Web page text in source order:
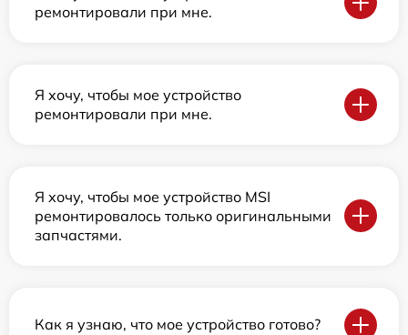
ремонтировали при мне.
Я хочу, чтобы мое устройство
ремонтировали при мне.
Я хочу, чтобы мое устройство MSI
ремонтировалось только оригинальными
запчастями.
Как я узнаю, что мое устройство готово?